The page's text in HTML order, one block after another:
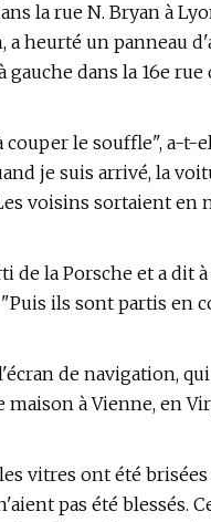
la rue N. Bryan à
heurté un panneau
dans la 16e
le souffle", a-t-
je suis arrivé, la
voisins sortaient en
la Porsche et a dit
ils sont partis en
de navigation,
à Vienne, en
vitres ont été
pas été blessés.